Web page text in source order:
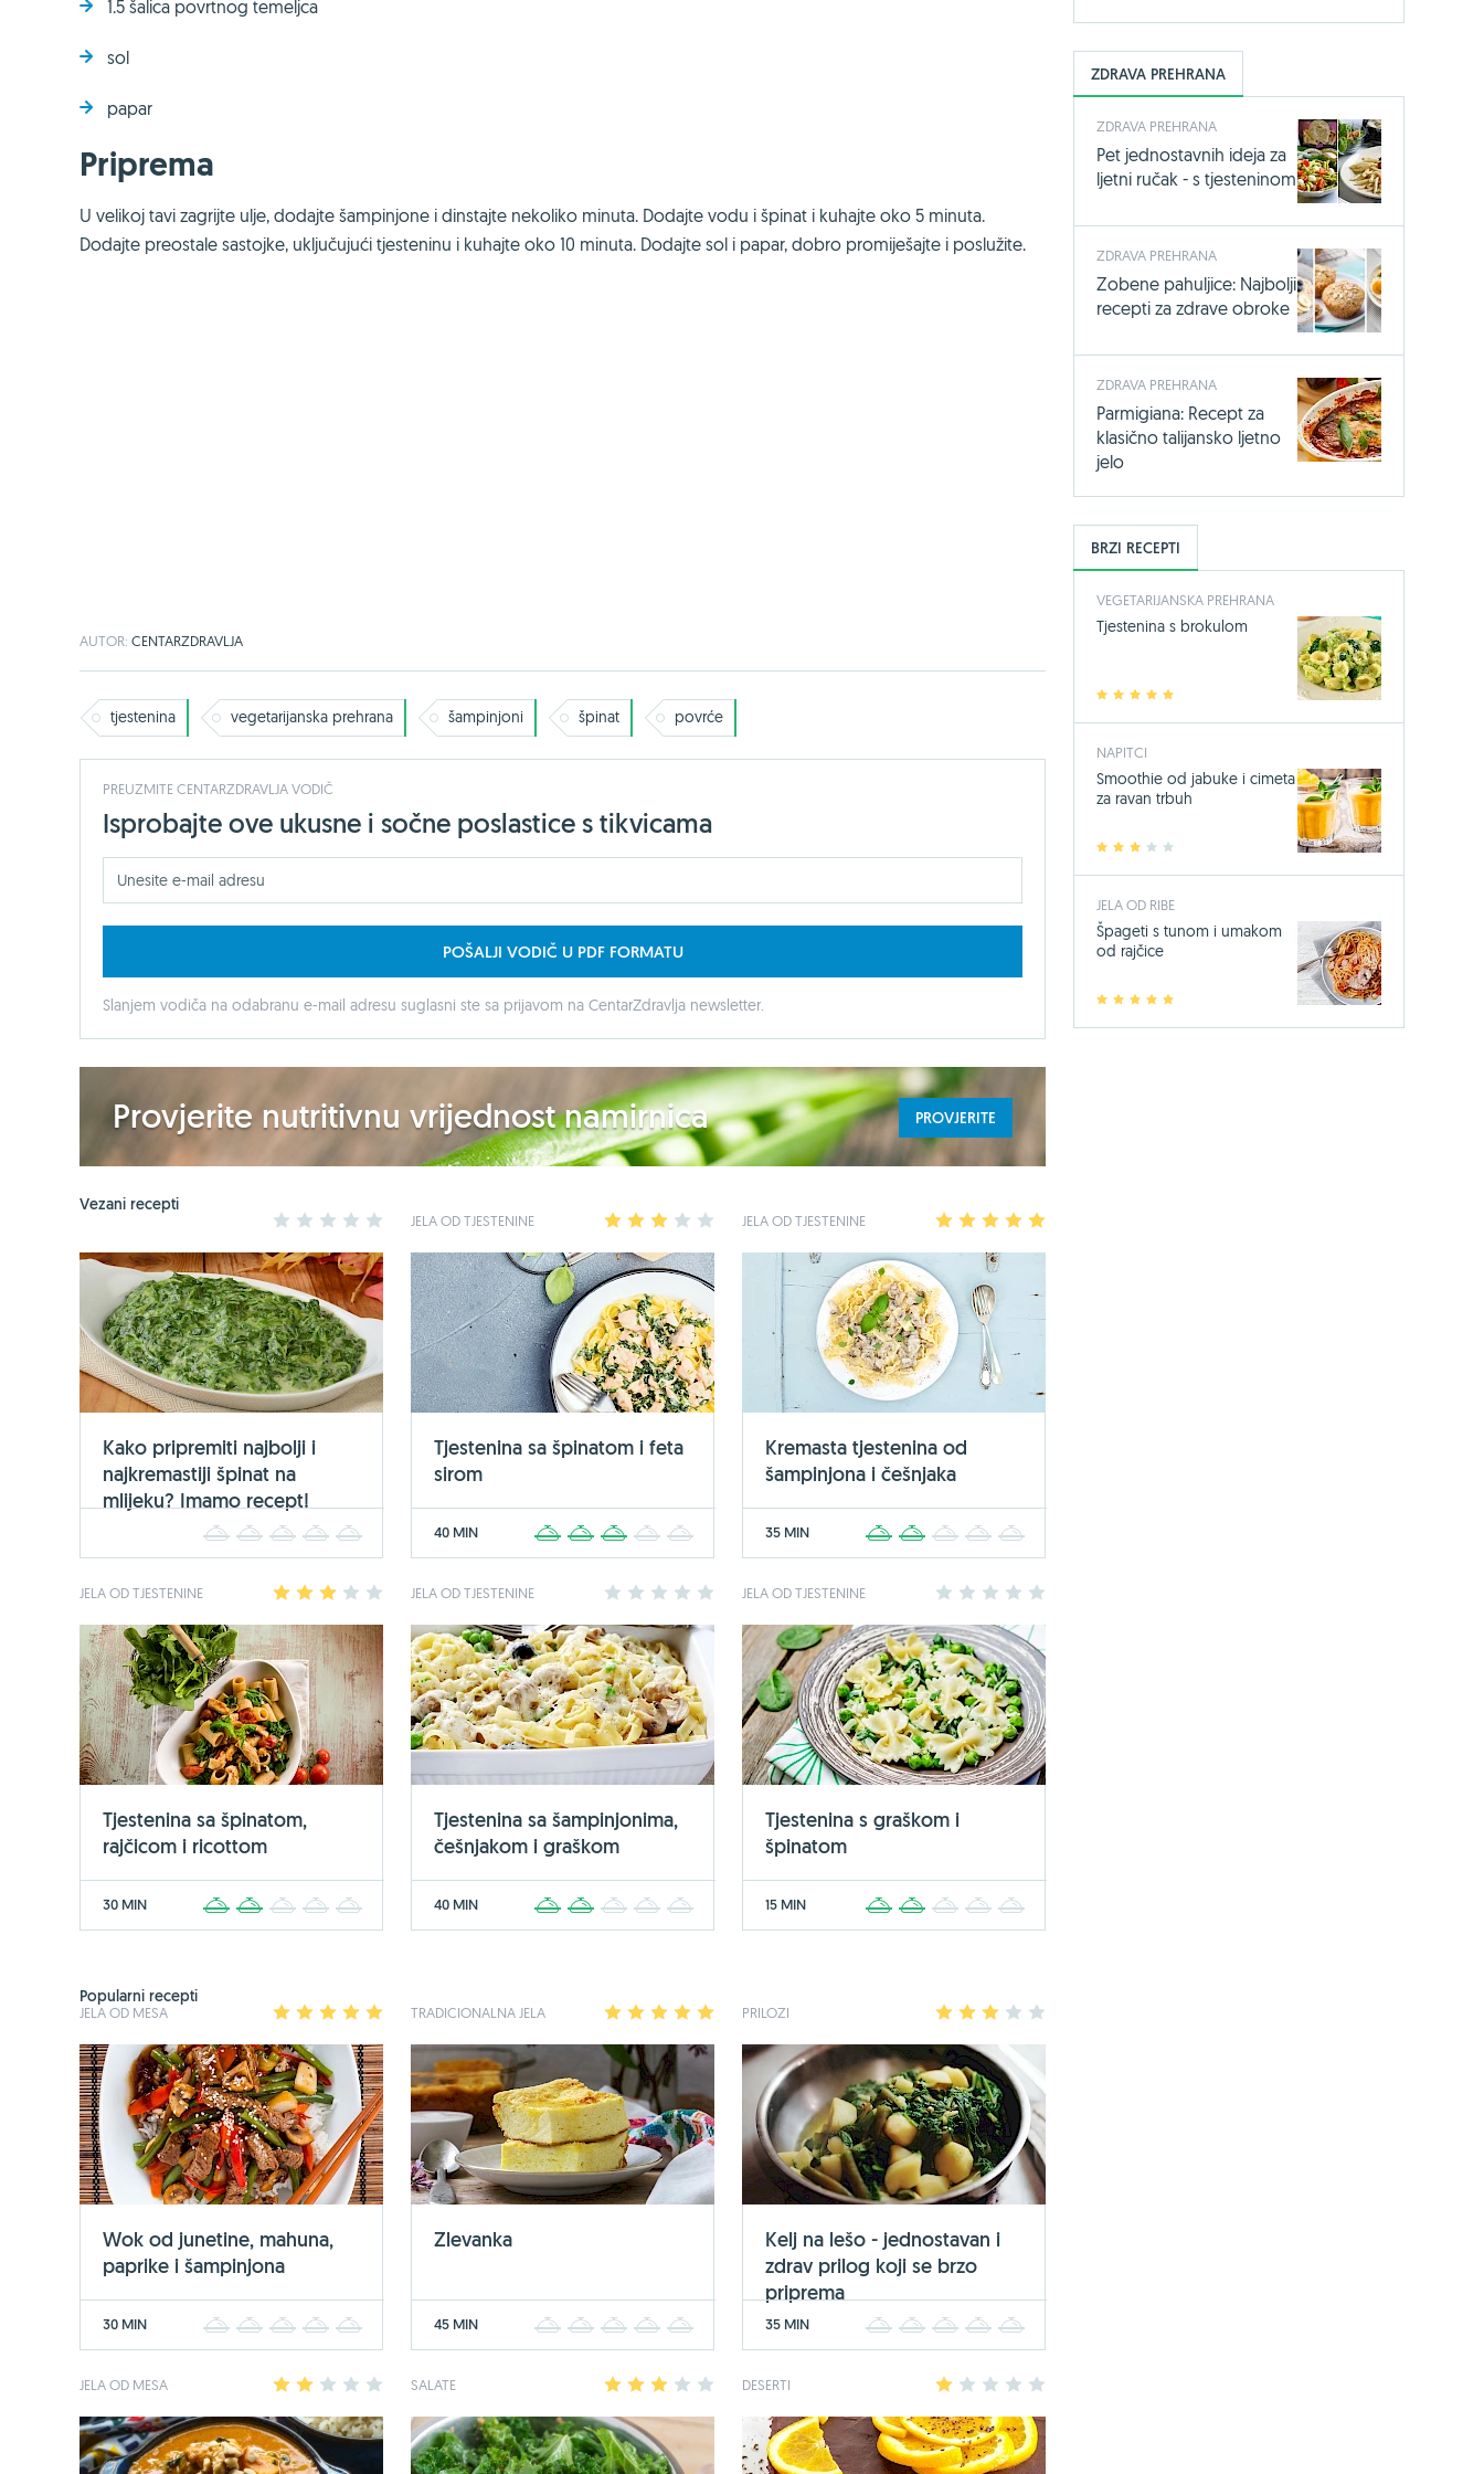
1.5 šalica povrtnog temeljca
sol
papar
Priprema
U velikoj tavi zagrijte ulje, dodajte šampinjone i dinstajte nekoliko minuta. Dodajte vodu i špinat i kuhajte oko 5 minuta.
Dodajte preostale sastojke, uključujući tjesteninu i kuhajte oko 10 minuta. Dodajte sol i papar, dobro promiješajte i poslužite.
AUTOR: CENTARZDRAVLJA
tjestenina vegetarijanska prehrana šampinjoni špinat povrće
PREUZMITE CENTARZDRAVLJA VODIČ
Isprobajte ove ukusne i sočne poslastice s tikvicama
POŠALJI VODIČ U PDF FORMATU
Slanjem vodiča na odabranu e-mail adresu suglasni ste sa prijavom na CentarZdravlja newsletter.
Provjerite nutritivnu vrijednost namirnica PROVJERITE
Vezani recepti
2 3 4
Kako pripremiti najbolji i
najkremastiji špinat na
mlijeku? Imamo recept!
2 3 4
JELA OD TJESTENINE 2 3 4
Tjestenina sa špinatom i feta
sirom
40 MIN 2 3 4
JELA OD TJESTENINE 2 3 4
Kremasta tjestenina od
šampinjona i češnjaka
35 MIN 2 3 4
JELA OD TJESTENINE 2 3 4
Tjestenina sa špinatom,
rajčicom i ricottom
30 MIN 2 3 4
JELA OD TJESTENINE 2 3 4
Tjestenina sa šampinjonima,
češnjakom i graškom
40 MIN 2 3 4
JELA OD TJESTENINE 2 3 4
Tjestenina s graškom i
špinatom
15 MIN 2 3 4
Popularni recepti
JELA OD MESA 2 3 4
Wok od junetine, mahuna,
paprike i šampinjona
30 MIN 2 3 4
TRADICIONALNA JELA 2 3 4
Zlevanka
45 MIN 2 3 4
PRILOZI 2 3 4
Kelj na lešo - jednostavan i
zdrav prilog koji se brzo
priprema
35 MIN 2 3 4
JELA OD MESA 2 3 4 SALATE 2 3 4 DESERTI 2 3 4
ZDRAVA PREHRANA
ZDRAVA PREHRANA
Pet jednostavnih ideja za
ljetni ručak - s tjesteninom
ZDRAVA PREHRANA
Zobene pahuljice: Najbolji
recepti za zdrave obroke
ZDRAVA PREHRANA
Parmigiana: Recept za
klasično talijansko ljetno
jelo
BRZI RECEPTI
VEGETARIJANSKA PREHRANA
2 3 4
Tjestenina s brokulom
NAPITCI
2 3 4
Smoothie od jabuke i cimeta
za ravan trbuh
JELA OD RIBE
2 3 4
Špageti s tunom i umakom
od rajčice